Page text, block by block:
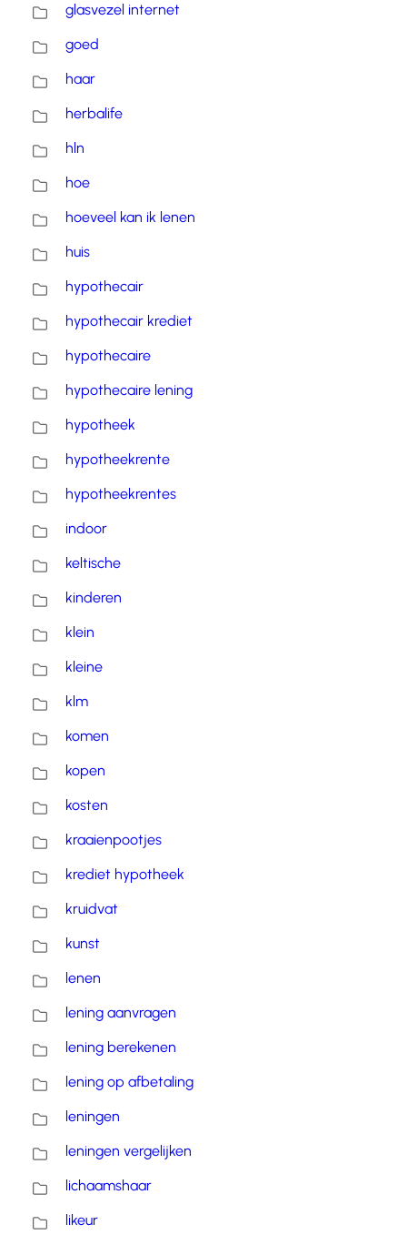
glasvezel internet
goed
haar
herbalife
hln
hoe
hoeveel kan ik lenen
huis
hypothecair
hypothecair krediet
hypothecaire
hypothecaire lening
hypotheek
hypotheekrente
hypotheekrentes
indoor
keltische
kinderen
klein
kleine
klm
komen
kopen
kosten
kraaienpootjes
krediet hypotheek
kruidvat
kunst
lenen
lening aanvragen
lening berekenen
lening op afbetaling
leningen
leningen vergelijken
lichaamshaar
likeur